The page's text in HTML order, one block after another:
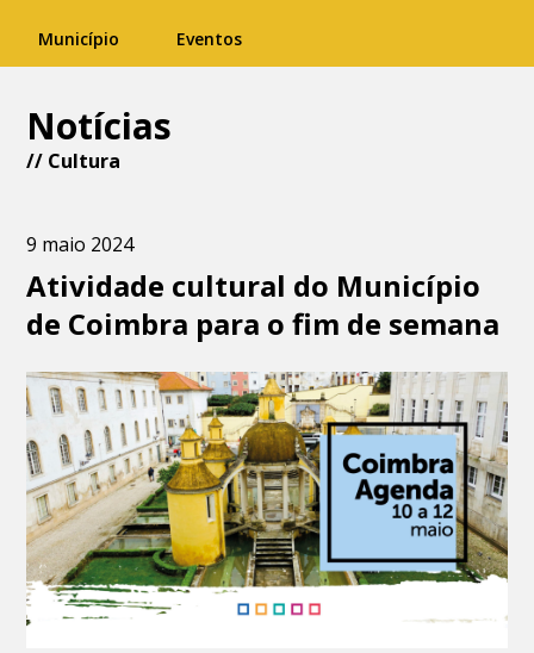
Município Eventos
Notícias
// Cultura
9 maio 2024
Atividade cultural do Município
de Coimbra para o fim de semana